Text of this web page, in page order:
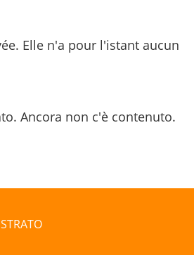
Elle n'a pour l'istant aucun
Ancora non c'è contenuto.